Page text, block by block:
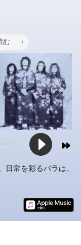
む
捧ぐ。「東京は果
いま最も期待され
伝的エッセイ。
日常を彩るバラは、
捧ぐ。「東京は果
いま最も期待され
伝的エッセイ。